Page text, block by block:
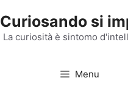
Curiosando si
La curiosità è sintomo
Menu